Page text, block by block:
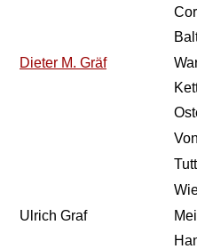
Dieter M. Gräf
Ulrich Graf